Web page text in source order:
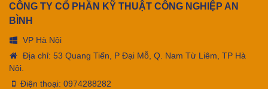
CÔNG TY CỔ PHẦN KỸ THUẬT CÔNG NGHIỆP AN
BÌNH
VP Hà Nội
Địa chỉ: 53 Quang Tiến, P Đại Mỗ, Q. Nam Từ Liêm, TP Hà
Nội.
Điện thoại: 0974288282